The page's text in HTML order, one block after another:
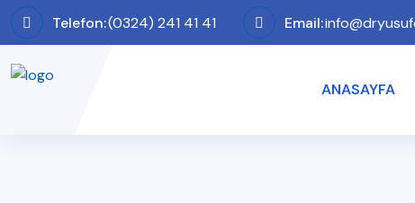
Telefon:(0324) 241 41 41 Email:
ANASAYFA